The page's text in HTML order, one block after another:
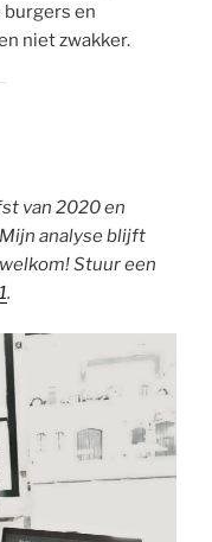
burgers en
niet zwakker.
van 2020 en
analyse blijft
Stuur een
.